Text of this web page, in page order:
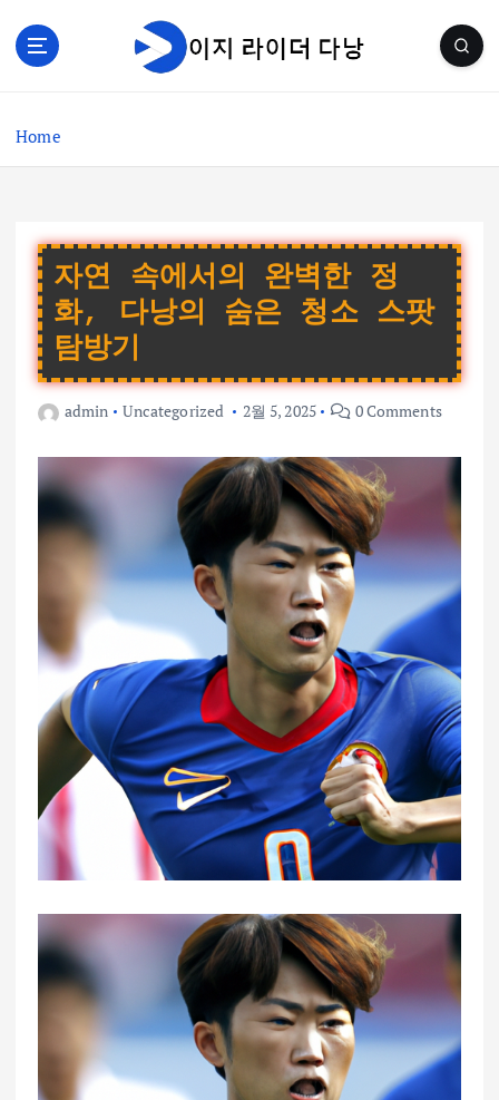
c
Home
자연 속에서의 완벽한 정
화, 다낭의 숨은 청소 스팟
탐방기
admin Uncategorized 2월 5, 2025 0 Comments